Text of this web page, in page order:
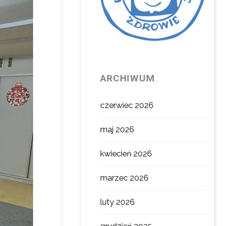
ARCHIWUM
czerwiec 2026
maj 2026
kwiecień 2026
marzec 2026
luty 2026